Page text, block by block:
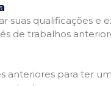
qualificações e
de trabalhos
anteriores para ter